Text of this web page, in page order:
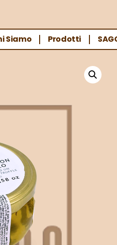
Siamo Prodotti
CON TARTUFO BIANCO